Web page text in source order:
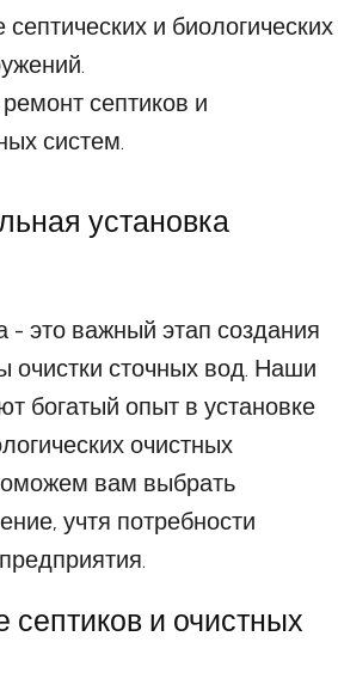
и биологических
септиков и
систем.
установка
- это важный этап создания
очистки сточных вод. Наши
богатый опыт в установке
очистных
вам выбрать
учтя потребности
и очистных